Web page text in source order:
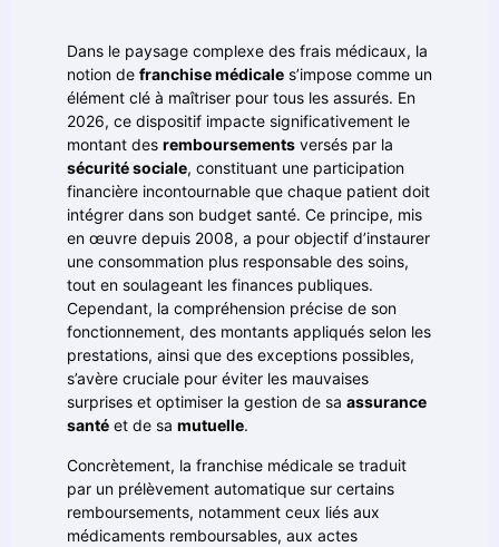
Dans le paysage complexe des frais médicaux, la
notion de franchise médicale s’impose comme un
élément clé à maîtriser pour tous les assurés. En
2026, ce dispositif impacte significativement le
montant des remboursements versés par la
sécurité sociale, constituant une participation
financière incontournable que chaque patient doit
intégrer dans son budget santé. Ce principe, mis
en œuvre depuis 2008, a pour objectif d’instaurer
une consommation plus responsable des soins,
tout en soulageant les finances publiques.
Cependant, la compréhension précise de son
fonctionnement, des montants appliqués selon les
prestations, ainsi que des exceptions possibles,
s’avère cruciale pour éviter les mauvaises
surprises et optimiser la gestion de sa assurance
santé et de sa mutuelle.
Concrètement, la franchise médicale se traduit
par un prélèvement automatique sur certains
remboursements, notamment ceux liés aux
médicaments remboursables, aux actes